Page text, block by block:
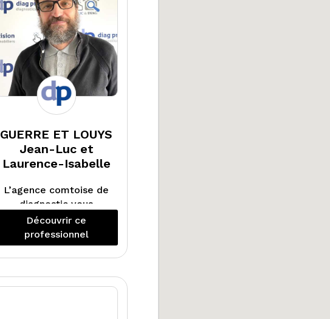
GUERRE ET LOUYS
Jean-Luc et
Laurence-Isabelle
L’agence comtoise de
diagnostic vous
accompagne dans la
réalisation de tous les
diagnostics
obligatoires pour la
location ou la vente de
votre bien immobilier
Découvrir ce
professionnel